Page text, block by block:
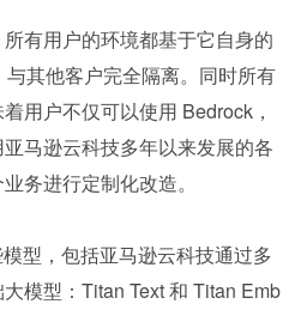
有用户的环境都基于它自身的
其他客户完全隔离。同时所有
用户不仅可以使用 Bedrock，
马逊云科技多年以来发展的各
务进行定制化改造。
型，包括亚马逊云科技通过多
模型：Titan Text 和 Titan Emb